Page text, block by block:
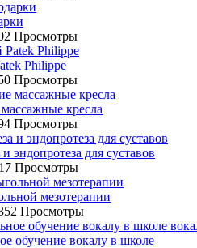
Просмотры
Philippe
Просмотры
кресла
Просмотры
эндопротеза для суставов
Просмотры
мезотерапии
Просмотры
обучение вокалу в школе